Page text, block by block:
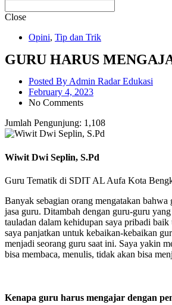
Close
Opini, Tip dan Trik
GURU HARUS
Posted By Admin Radar Edukasi
February 4, 2023
No Comments
Jumlah Pengunjung: 1,108
Wiwit Dwi Seplin, S.Pd
Guru Tematik di SDIT AL Aufa Kota
Banyak sebagian orang mengatakan
jasa guru. Ditambah dengan guru-guru
tauladan dalam kehidupan saya pribadi
saya panjatkan untuk kebaikan-kebaikan
menjadi seorang guru saat ini. Saya yakin
bisa membaca, menulis, tidak akan bisa
Kenapa guru harus mengajar dengan